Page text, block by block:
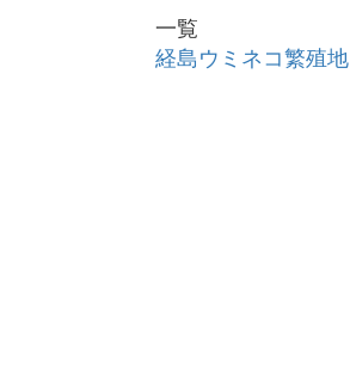
一覧
経島ウミネコ繁殖地